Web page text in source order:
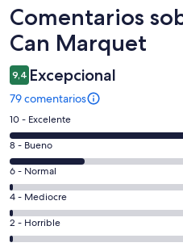
Comentarios
Comentarios
Can Marquet
9,4 Excepcional
79 comentarios
59
comentarios
de
un
total
de
79
con
10 - Excelente
17
comentarios
de
un
total
de
8 - Bueno
1
comentarios
de
un
total
6 - Normal
1
comentarios
de
4 - Mediocre
1
comentarios
2 - Horrible